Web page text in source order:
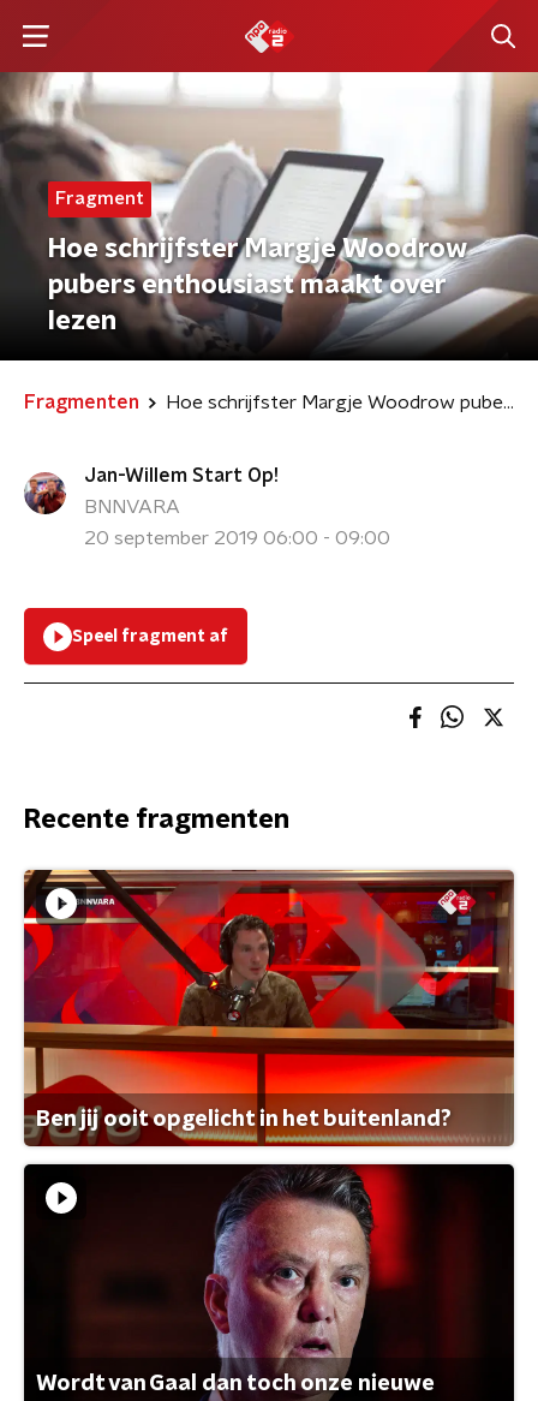
Fragment
Hoe schrijfster Margje Woodrow
pubers enthousiast maakt over
lezen
Fragmenten Hoe schrijfster Margje Woodrow pubers enthousiast maakt over lezen
Jan-Willem Start Op!
BNNVARA
20 september 2019 06:00 - 09:00
Speel fragment af
Recente fragmenten
Ben jij ooit opgelicht in het buitenland?
Wordt van Gaal dan toch onze nieuwe